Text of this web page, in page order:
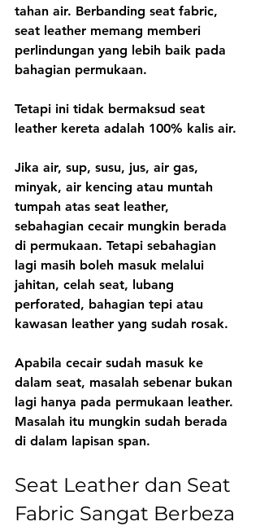
tahan air. Berbanding seat fabric,
seat leather memang memberi
perlindungan yang lebih baik pada
bahagian permukaan.
Tetapi ini tidak bermaksud seat
leather kereta adalah 100% kalis air.
Jika air, sup, susu, jus, air gas,
minyak, air kencing atau muntah
tumpah atas seat leather,
sebahagian cecair mungkin berada
di permukaan. Tetapi sebahagian
lagi masih boleh masuk melalui
jahitan, celah seat, lubang
perforated, bahagian tepi atau
kawasan leather yang sudah rosak.
Apabila cecair sudah masuk ke
dalam seat, masalah sebenar bukan
lagi hanya pada permukaan leather.
Masalah itu mungkin sudah berada
di dalam lapisan span.
Seat Leather dan Seat
Fabric Sangat Berbeza